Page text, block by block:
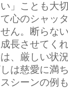
」ことも大
心のシャッ
ん。断らな
長させてく
、厳しい状
は慈愛に満
シーンの例